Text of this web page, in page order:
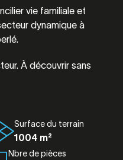
vie familiale et
dynamique à
.
À découvrir sans
Surface du terrain
1004 m²
Nbre de pièces